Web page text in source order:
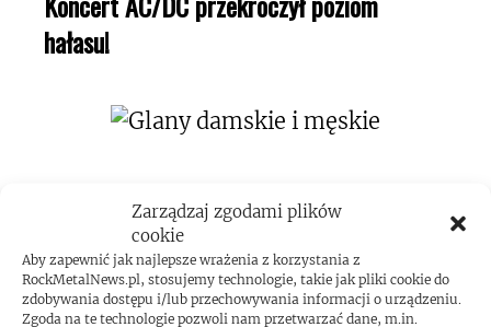
Zarządzaj zgodami plików
cookie
Aby zapewnić jak najlepsze wrażenia z korzystania z
RockMetalNews.pl, stosujemy technologie, takie jak pliki cookie do
zdobywania dostępu i/lub przechowywania informacji o urządzeniu.
Zgoda na te technologie pozwoli nam przetwarzać dane, m.in.
hałasu!
ROCKMETALNEWS TV